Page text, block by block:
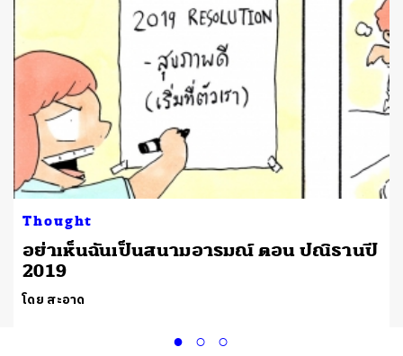
Thought
อย่าเห็นฉันเป็นสนามอารมณ์ ตอน ปณิธานปี
2019
โดย สะอาด